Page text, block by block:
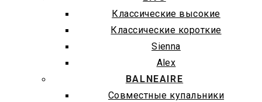
Классические высокие
Классические короткие
Sienna
Alex
BALNEAIRE
Совместные купальники